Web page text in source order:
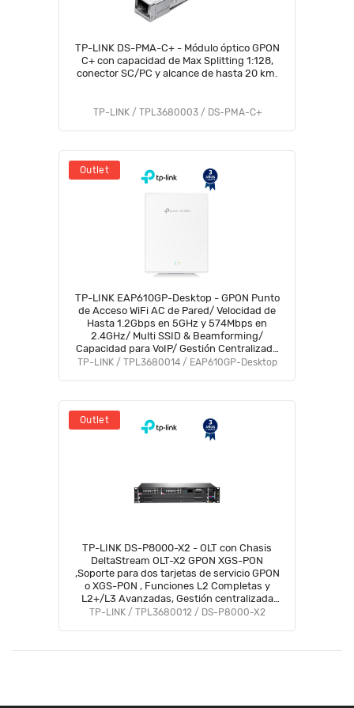
TP-LINK DS-PMA-C+ - Módulo óptico GPON
C+ con capacidad de Max Splitting 1:128,
conector SC/PC y alcance de hasta 20 km.
TP-LINK / TPL3680003 / DS-PMA-C+
Outlet
TP-LINK EAP610GP-Desktop - GPON Punto
de Acceso WiFi AC de Pared/ Velocidad de
Hasta 1.2Gbps en 5GHz y 574Mbps en
2.4GHz/ Multi SSID & Beamforming/
Capacidad para VoIP/ Gestión Centralizada
Omada
TP-LINK / TPL3680014 / EAP610GP-Desktop
Outlet
TP-LINK DS-P8000-X2 - OLT con Chasis
DeltaStream OLT-X2 GPON XGS-PON
,Soporte para dos tarjetas de servicio GPON
o XGS-PON , Funciones L2 Completas y
L2+/L3 Avanzadas, Gestión centralizada
(DMPS).
TP-LINK / TPL3680012 / DS-P8000-X2